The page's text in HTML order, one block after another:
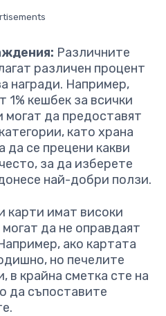
Различните
различен процент
награди. Например,
1% кешбек за всички
могат да предоставят
като храна
да се прецени какви
за да изберете
най-добри ползи.
карти имат високи
да не оправдаят
ако картата
но печелите
в крайна сметка сте на
да съпоставите